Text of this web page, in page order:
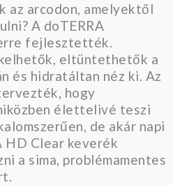
az arcodon, amelyektől
A doTERRA
fejlesztették.
eltüntethetők a
és hidratáltan néz ki. Az
hogy
élettelivé teszi
de akár napi
HD Clear keverék
a sima, problémamentes